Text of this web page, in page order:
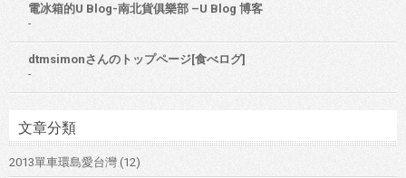
電冰箱的U Blog-南北貨俱樂部 –U Blog 博客
-
dtmsimonさんのトップページ[食べログ]
-
文章分類
2013單車環島愛台灣 (12)